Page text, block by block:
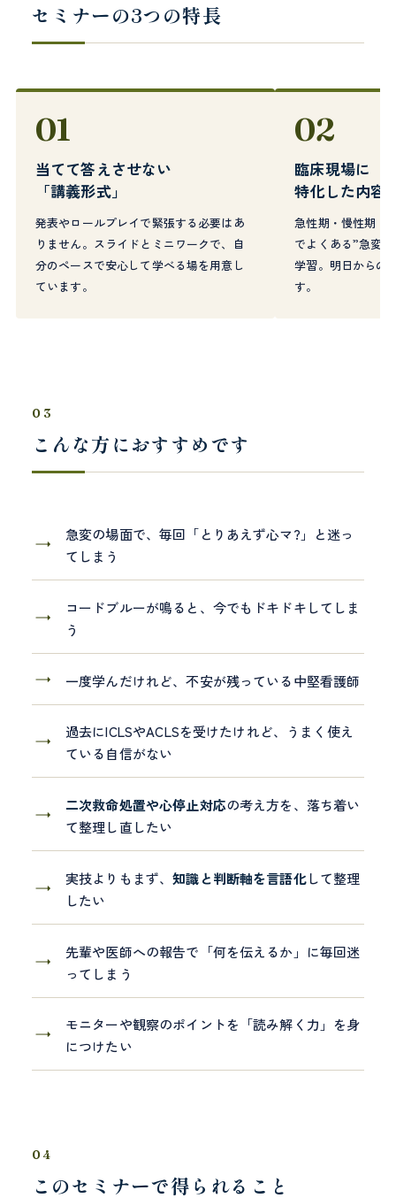
セミナーの3つの特長
01
当てて答えさせない
「講義形式」
発表やロールプレイで緊張する必要はあ
りません。スライドとミニワークで、自
分のペースで安心して学べる場を用意し
ています。
02
臨床現場に
特化した内容
急性期・慢性期・
でよくある”急変
学習。明日からの
す。
03
こんな方におすすめです
急変の場面で、毎回「とりあえず心マ?」と迷っ
てしまう
コードブルーが鳴ると、今でもドキドキしてしま
う
一度学んだけれど、不安が残っている中堅看護師
過去にICLSやACLSを受けたけれど、うまく使え
ている自信がない
二次救命処置や心停止対応の考え方を、落ち着い
て整理し直したい
実技よりもまず、知識と判断軸を言語化して整理
したい
先輩や医師への報告で「何を伝えるか」に毎回迷
ってしまう
モニターや観察のポイントを「読み解く力」を身
につけたい
04
このセミナーで得られること